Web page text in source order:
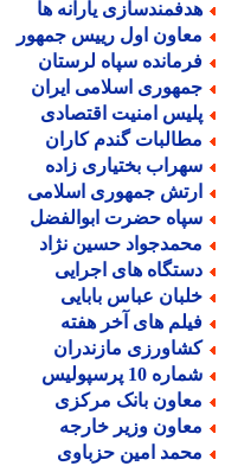
یارانه ها
اول رییس جمهور
سپاه لرستان
اسلامی ایران
امنیت اقتصادی
گندم کاران
بختیاری زاده
جمهوری اسلامی
حضرت ابوالفضل
حسین نژاد
های اجرایی
عباس بابایی
های آخر هفته
مازندران
10 پرسپولیس
بانک مرکزی
وزیر خارجه
امین حزباوی